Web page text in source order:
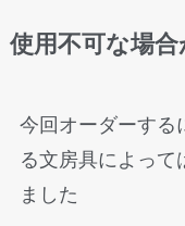
使用不可な場合
今回オーダーする
る文房具によって
ました